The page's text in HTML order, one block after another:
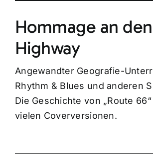
Hommage an den
Highway
Angewandter Geografie-
Rhythm & Blues und anderen
Die Geschichte von „Route
vielen Coverversionen.